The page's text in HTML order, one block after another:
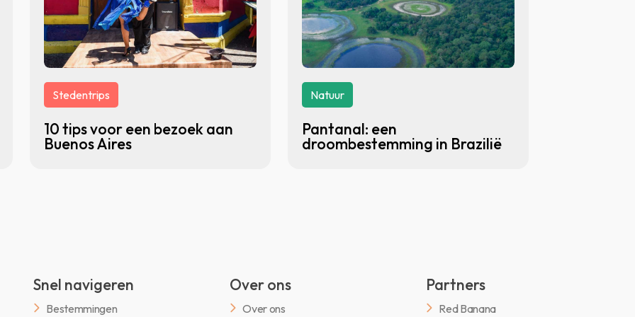
Stedentrips
10 tips voor een bezoek aan
Buenos Aires
Natuur
Pantanal: een
droombestemming in Brazilië
Snel navigeren
Bestemmingen
Over ons
Over ons
Partners
Red Banana